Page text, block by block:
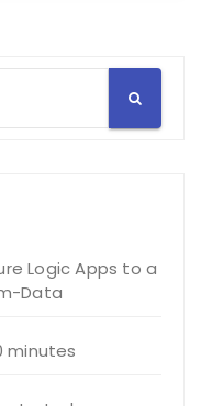
Logic Apps to a
Data
minutes